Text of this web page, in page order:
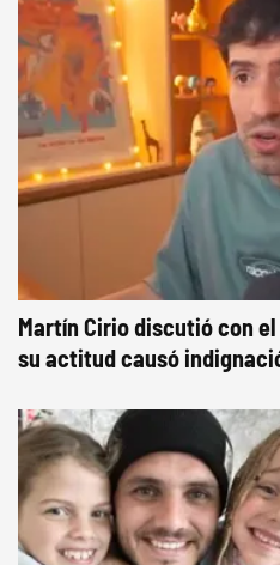
Martín Cirio discutió con
su actitud causó